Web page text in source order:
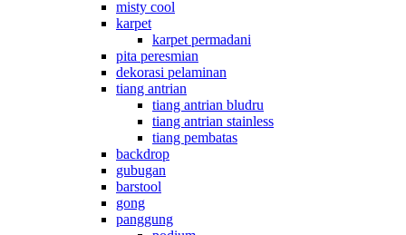
misty cool
karpet
karpet permadani
pita peresmian
dekorasi pelaminan
tiang antrian
tiang antrian bludru
tiang antrian stainless
tiang pembatas
backdrop
gubugan
barstool
gong
panggung